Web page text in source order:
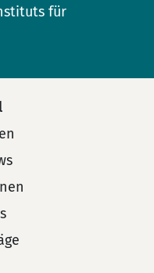
für